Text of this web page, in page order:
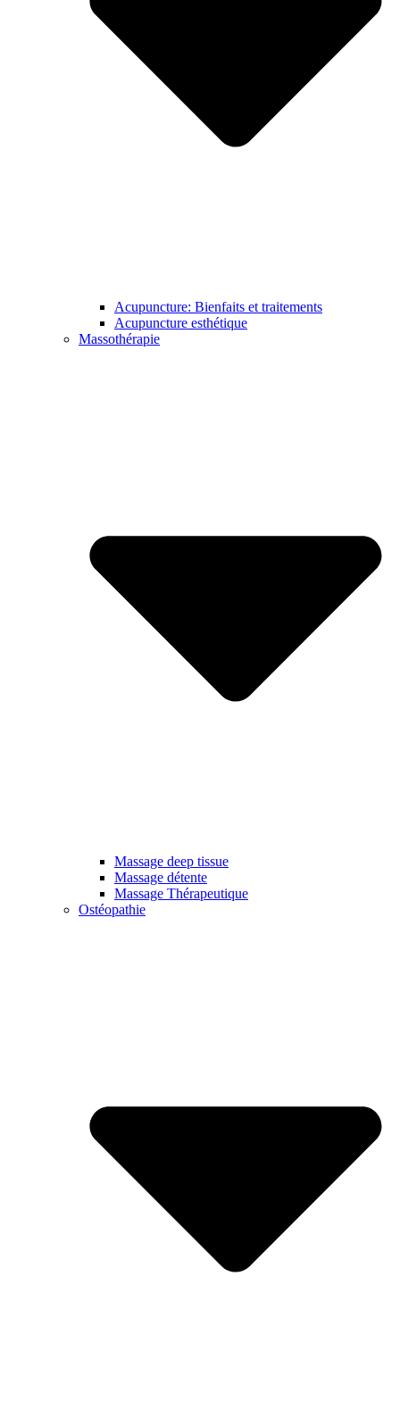
Acupuncture: Bienfaits et traitements
Acupuncture esthétique
Massothérapie
Massage deep tissue
Massage détente
Massage Thérapeutique
Ostéopathie